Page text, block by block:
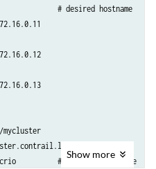
# desired hostname
mycluster
# container runtime
Show more